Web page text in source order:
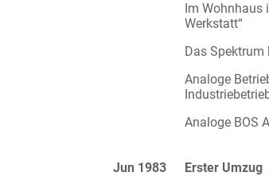
Im
Werkstatt“
Das Spektrum
Analoge
Analoge BOS
Jun 1983 Erster Umzug